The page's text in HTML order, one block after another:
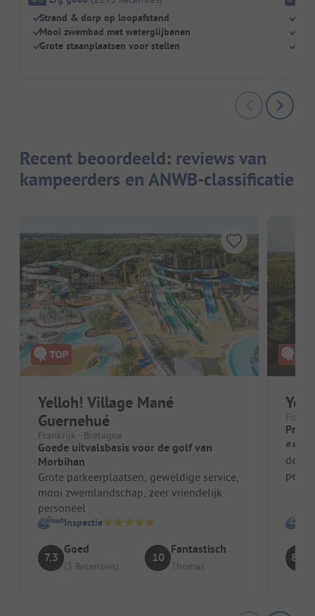
Strand & dorp op loopafstand
Mooi zwembad met waterglijbanen
Grote staanplaatsen voor stellen
Recent beoordeeld: reviews van
kampeerders en ANWB-classificatie
Yelloh! Village Mané
Guernehué
Frankrijk - Bretagne
Goede uitvalsbasis voor de golf van
Morbihan
Grote parkeerplaatsen, geweldige service,
mooi zwemlandschap, zeer vriendelijk
personeel
Inspectie
7.3
Goed
(3 Recensies)
10
Fantastisch
Thomas
#####
de
8.6